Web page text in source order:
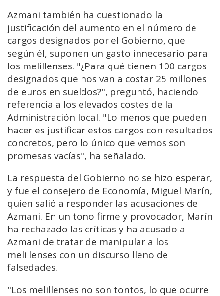
Azmani también ha cuestionado la
justificación del aumento en el número de
cargos designados por el Gobierno, que
según él, suponen un gasto innecesario para
los melillenses. "¿Para qué tienen 100 cargos
designados que nos van a costar 25 millones
de euros en sueldos?", preguntó, haciendo
referencia a los elevados costes de la
Administración local. "Lo menos que pueden
hacer es justificar estos cargos con resultados
concretos, pero lo único que vemos son
promesas vacías", ha señalado.
La respuesta del Gobierno no se hizo esperar,
y fue el consejero de Economía, Miguel Marín,
quien salió a responder las acusaciones de
Azmani. En un tono firme y provocador, Marín
ha rechazado las críticas y ha acusado a
Azmani de tratar de manipular a los
melillenses con un discurso lleno de
falsedades.
"Los melillenses no son tontos, lo que ocurre